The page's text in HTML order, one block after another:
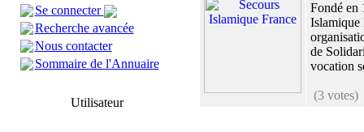
Se connecter
Recherche avancée
Nous contacter
Sommaire de l'Annuaire
Utilisateur
Fondé en
Islamique
de
vocation
(3 votes)